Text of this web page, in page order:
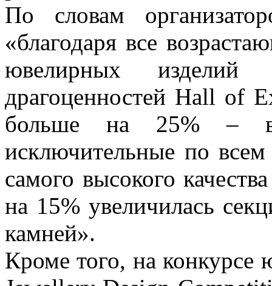
По словам
«благодаря все
ювелирных изделий
драгоценностей Hall of
больше на 25% – в
исключительные по
самого высокого
на 15% увеличилась
камней».
Кроме того, на конкурсе